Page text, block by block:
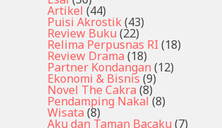
Artikel (44)
Puisi Akrostik(43)
Review Buku (22)
Relima Perpusnas RI (18)
Review Drama (18)
Partner Kondangan (12)
Ekonomi & Bisnis (9)
Novel The Cakra (8)
Pendamping Nakal(8)
Wisata (8)
Aku dan Taman Bacaku (7)